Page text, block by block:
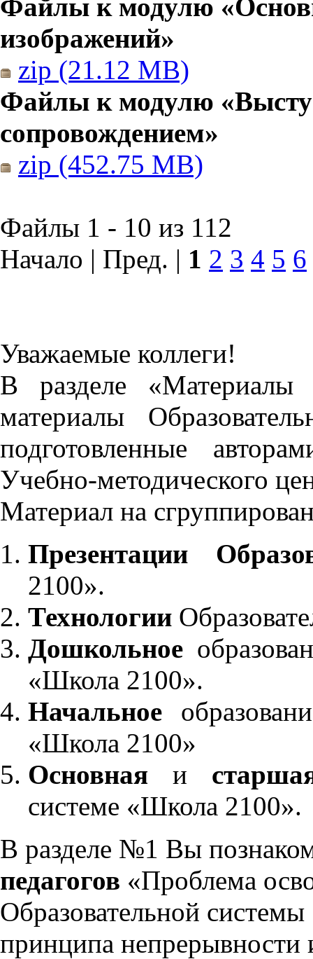
Файлы к модулю
изображений»
zip (21.12 MB)
Файлы к модулю
сопровождением»
zip (452.75 MB)
Файлы 1 - 10 из 112
Начало | Пред. | 1 2 3 4 5 6
Уважаемые коллеги!
В разделе «Материалы
материалы
подготовленные
Учебно-методического
Материал на
Презентации
2100».
Технологии
Дошкольное
«Школа 2100».
Начальное
«Школа 2100»
Основнаяи
системе «Школа 2100».
В разделе №1 Вы
педагогов «Проблема
Образовательной
принципа непрерывности